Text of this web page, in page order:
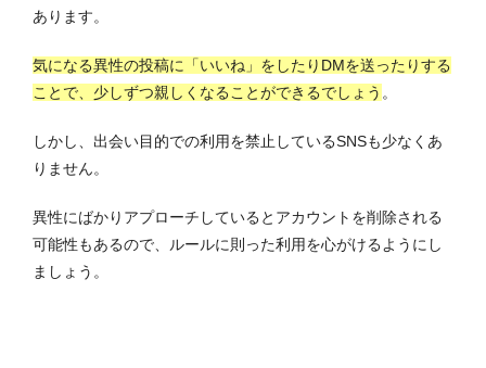
あります。
気になる異性の投稿に「いいね」をしたりDMを送ったりする
ことで、少しずつ親しくなることができるでしょう 。
しかし、出会い目的での利用を禁止しているSNSも少なくあ
りません。
異性にばかりアプローチしているとアカウントを削除される
可能性もあるので、ルールに則った利用を心がけるようにし
ましょう。